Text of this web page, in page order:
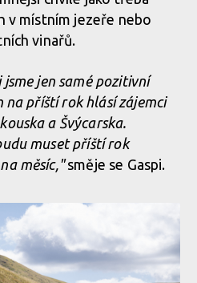
v Rumunsku je velkolepý
v Rumunsku je velkolepý
v Rumunsku je velkolepý
v Rumunsku je velkolepý
v Rumunsku je velkolepý
v Rumunsku je velkolepý
v Rumunsku je velkolepý
v místním jezeře nebo
vinařů.
jen samé pozitivní
na příští rok hlásí zájemci
a Švýcarska.
muset příští rok
měsíc,"směje se Gaspi.